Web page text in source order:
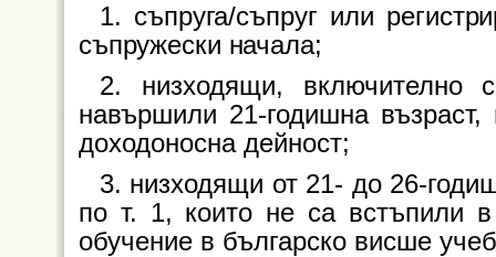
1. съпруга/съпруг или
съпружески начала;
2. низходящи,
навършили 21-годишна
доходоносна дейност;
3. низходящи от 21- до 26-
по т. 1, които не са встъпили
обучение в българско висше